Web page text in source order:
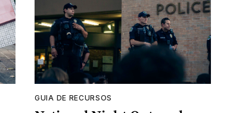
GUIA DE RECURSOS